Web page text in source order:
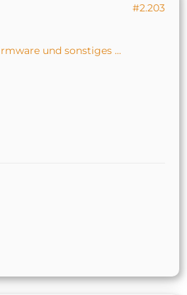
#2.203
und sonstiges ...